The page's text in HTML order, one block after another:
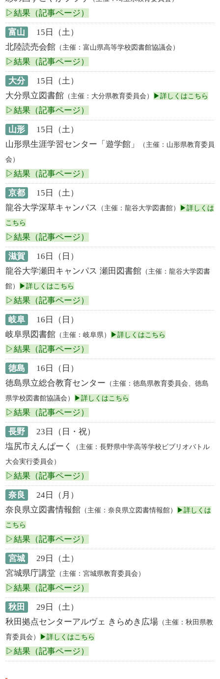
▷結果（記事ページ）
富山
15日（土）
北陸読売会館 （主催：富山県高等学校図書館協議会）
▷結果（記事ページ）
大分
15日（土）
大分県立図書館 （主催：大分県教育委員会） ▶詳しくはこちら
▷結果（記事ページ）
山形
15日（土）
山形県生涯学習センター「遊学館」
（主催：山形県教育委員
会）
▷結果（記事ページ）
京都
15日（土）
龍谷大学深草キャンパス
（主催：龍谷大学図書館）
▶詳しくは
こちら
▷結果（記事ページ）
滋賀
16日（日）
龍谷大学瀬田キャンパス 瀬田図書館 （主催：龍谷大学図書
館）
▶詳しくはこちら
▷結果（記事ページ）
岐阜
16日（日）
岐阜県図書館 （主催：岐阜県） ▶詳しくはこちら
▷結果（記事ページ）
徳島
16日（日）
徳島県立総合教育センター （主催：徳島県教育委員会、徳島
県学校図書館協議会）
▶詳しくはこちら
▷結果（記事ページ）
長野
23日（日・祝）
塩尻市えんぱーく
（主催：長野県中学高等学校ビブリオバトル
大会実行委員会）
▷結果（記事ページ）
奈良
24日（月）
奈良県立図書情報館 （主催：奈良県立図書情報館）
▶詳しくは
こちら
▷結果（記事ページ）
宮城
29日（土）
宮城県庁講堂 （主催：宮城県教育委員会）
▷結果（記事ページ）
秋田
29日（土）
秋田拠点センターアルヴェ きらめき広場 （主催：秋田県教
育委員会）
▶詳しくはこちら
▷結果（記事ページ）